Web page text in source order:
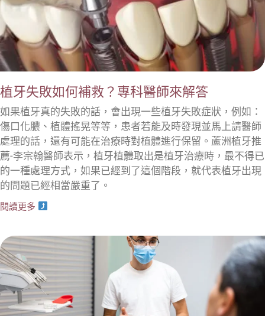
植牙失敗如何補救？專科醫師來解答
如果植牙真的失敗的話，會出現一些植牙失敗症狀，例如：
傷口化膿、植體搖晃等等，患者若能及時發現並馬上請醫師
處理的話，還有可能在治療時對植體進行保留。蘆洲植牙推
薦-李宗翰醫師表示，植牙植體取出是植牙治療時，最不得已
的一種處理方式，如果已經到了這個階段，就代表植牙出現
的問題已經相當嚴重了。
閱讀更多